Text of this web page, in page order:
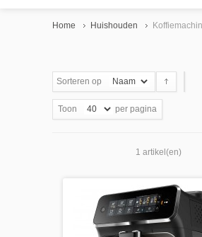
Home Huishouden
Sorteren op
Toon per pagina
1 artikel(en)